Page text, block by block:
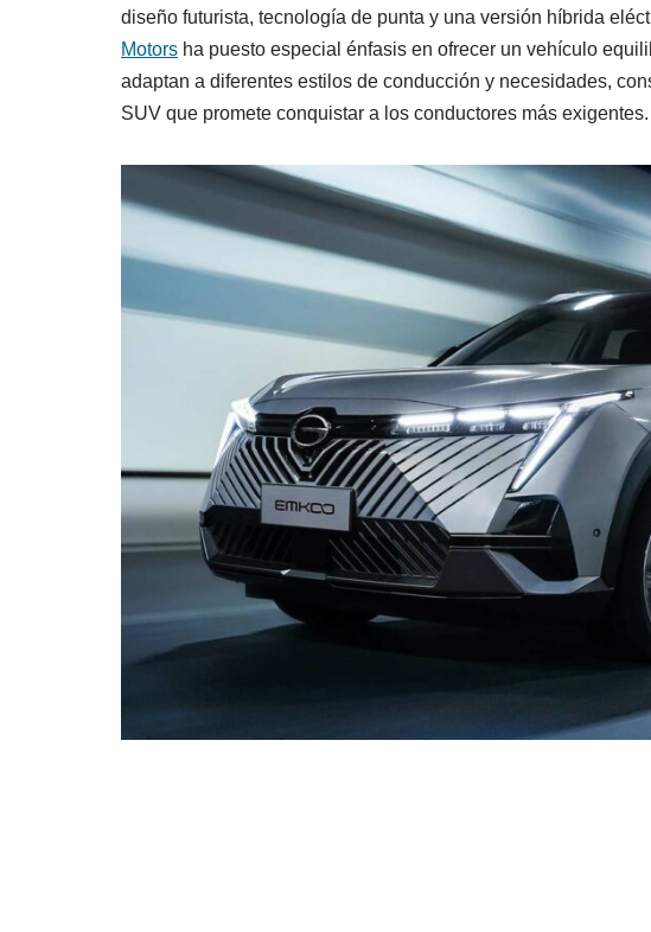
diseño futurista, tecnología de punta y una versión híbrida
Motors ha puesto especial énfasis en ofrecer un vehículo
adaptan a diferentes estilos de conducción y necesidades,
SUV que promete conquistar a los conductores más exigentes.